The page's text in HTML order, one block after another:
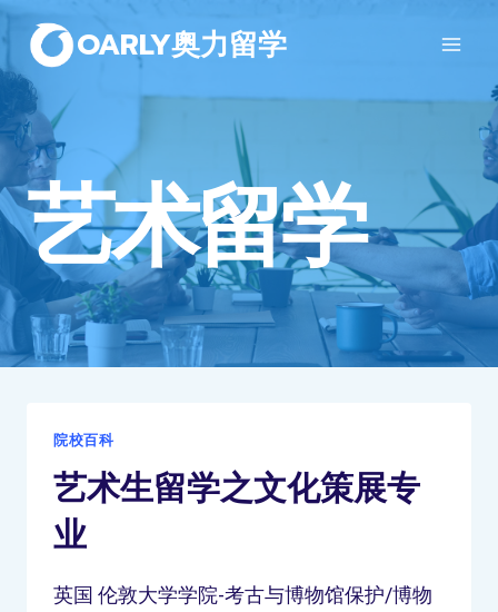
OARLY奥力留学
艺术留学
院校百科
艺术生留学之文化策展专
业
英国 伦敦⼤学学院-考古与博物馆保护/博物